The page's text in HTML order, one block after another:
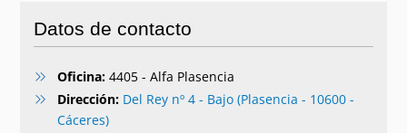
Datos de contacto
Oficina:4405 - Alfa Plasencia
Dirección: Del Rey nº 4 - Bajo (Plasencia - 10600 -
Cáceres)